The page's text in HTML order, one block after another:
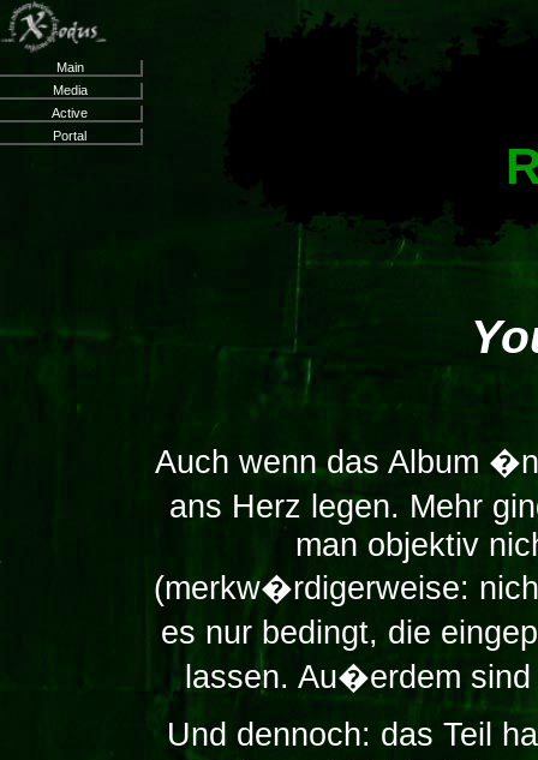
Main
Media
Active
Portal
Auch wenn das Album
ans Herz legen. Mehr
man objektiv
(merkw�rdigerweise:
es nur bedingt, die
lassen. Au�erdem
Und dennoch: das Teil